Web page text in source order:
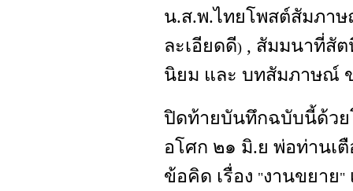
น.ส.พ.ไทยโพสต์สัมภา
ละเอียดดี) , สัมมนาที่สั
นิยม และ บทสัมภาษณ์
ปิดท้ายบันทึกฉบับนี้ด้ว
อโศก ๒๑ มิ.ย พ่อท่านเ
ข้อคิด เรื่อง "งานขยาย"